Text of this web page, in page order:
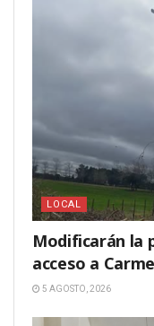
LOCAL
Modificarán la
acceso a
5 AGOSTO, 2026